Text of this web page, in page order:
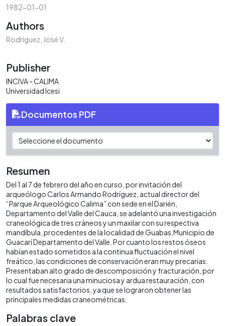
1982-01-01
Authors
Rodriguez, José V.
Publisher
INCIVA - CALIMA
Universidad Icesi
Documentos PDF
Resumen
Del 1 al 7 de febrero del año en curso, por invitación del
arqueólogo Carlos Armando Rodríguez, actual director del
“Parque Arqueológico Calima” con sede en el Darién,
Departamento del Valle del Cauca, se adelantó una investigación
craneológica de tres cráneos y un maxilar con su respectiva
mandíbula, procedentes de la localidad de Guabas,Municipio de
Guacarí Departamento del Valle. Por cuanto los restos óseos
habían estado sometidos a la continua fluctuación el nivel
freático, las condiciones de conservación eran muy precarias.
Presentaban alto grado de descomposición y fracturación, por
lo cual fue necesaria una minuciosa y ardua restauración, con
resultados satisfactorios, ya que se lograron obtener las
principales medidas craneométricas.
Palabras clave